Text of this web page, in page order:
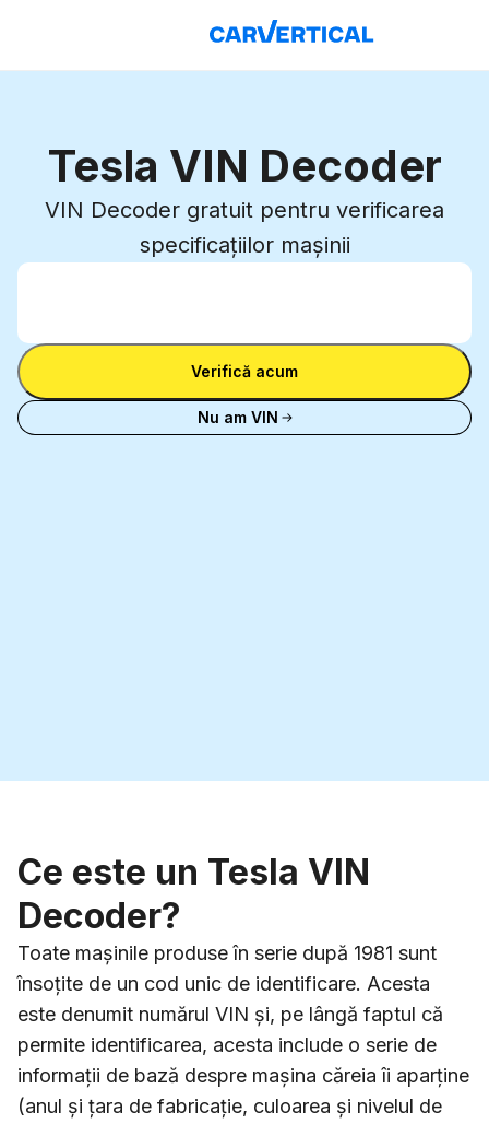
Tesla VIN Decoder
VIN Decoder gratuit pentru verificarea
specificațiilor mașinii
Introdu VIN
Introdu VIN
Verifică acum
Nu am VIN
Ce este un Tesla VIN
Decoder?
Toate mașinile produse în serie după 1981 sunt
însoțite de un cod unic de identificare. Acesta
este denumit numărul VIN și, pe lângă faptul că
permite identificarea, acesta include o serie de
informații de bază despre mașina căreia îi aparține
(anul și țara de fabricație, culoarea și nivelul de